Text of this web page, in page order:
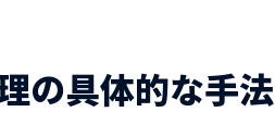
の具体的な手法